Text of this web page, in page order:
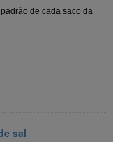
de cada saco da
sal